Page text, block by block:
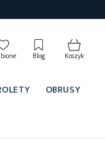
Blog Koszyk
OBRUSY